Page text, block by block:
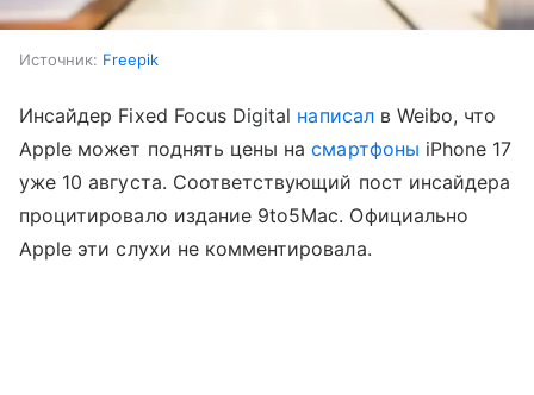
Источник: Freepik
Инсайдер Fixed Focus Digital написалв Weibo, что
Apple может поднять цены насмартфоны iPhone 17
уже 10 августа. Соответствующий пост инсайдера
процитировало издание 9to5Mac. Официально
Apple эти слухи не комментировала.